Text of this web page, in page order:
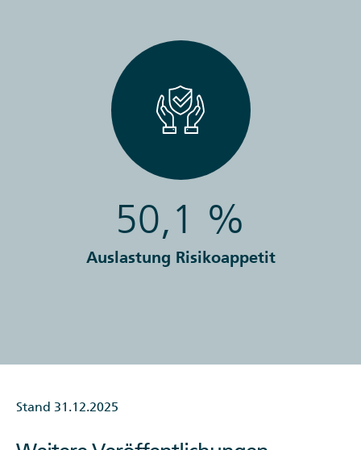
50,1 %
Auslastung Risikoappetit
Stand 31.12.2025